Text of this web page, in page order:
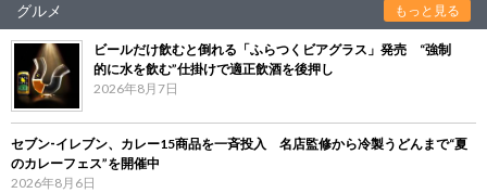
グルメ もっと見る
ビールだけ飲むと倒れる「ふらつくビアグラス」発売 “強制
的に水を飲む”仕掛けで適正飲酒を後押し
2026年8月7日
セブン‐イレブン、カレー15商品を一斉投入 名店監修から冷製うどんまで“夏
のカレーフェス”を開催中
2026年8月6日